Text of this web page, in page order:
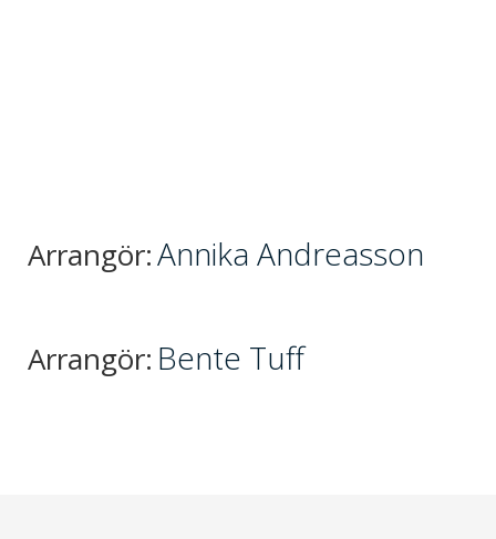
Arrangör:Annika Andreasson
Arrangör: Bente Tuff